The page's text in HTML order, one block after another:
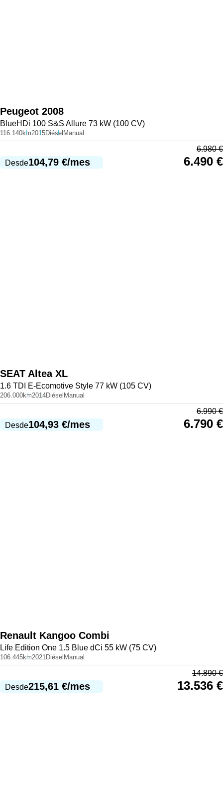
Peugeot 2008
BlueHDi 100 S&S Allure 73 kW (100 CV)
116.140km2015Diésel Manual
Desde104,79 €/mes
6.980€
6.490 €
SEAT Altea XL
1.6 TDI E-Ecomotive Style 77 kW (105 CV)
206.000km2014DiéselManual
Desde104,93 €/mes
6.990€
6.790 €
Renault Kangoo Combi
Life Edition One 1.5 Blue dCi 55 kW (75 CV)
106.445km2021Diésel Manual
Desde215,61 €/mes
14.890€
13.536 €